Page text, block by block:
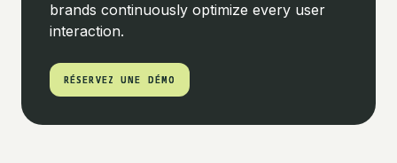
brands continuously optimize every user
interaction.
RÉSERVEZ UNE DÉMO
RÉSERVEZ UNE DÉMO